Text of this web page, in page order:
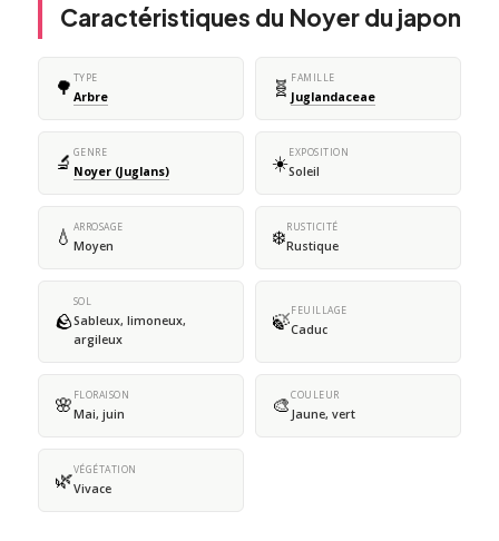
Caractéristiques du Noyer du japon
🌳 TYPE
Arbre 🧬 FAMILLE
Juglandaceae
🔬 GENRE
Noyer (Juglans) ☀️EXPOSITION
Soleil
💧 ARROSAGE
Moyen ❄️RUSTICITÉ
Rustique
🪨
SOL
Sableux, limoneux,
argileux
🍃FEUILLAGE
Caduc
🌸 FLORAISON
Mai, juin 🎨COULEUR
Jaune, vert
🌿VÉGÉTATION
Vivace